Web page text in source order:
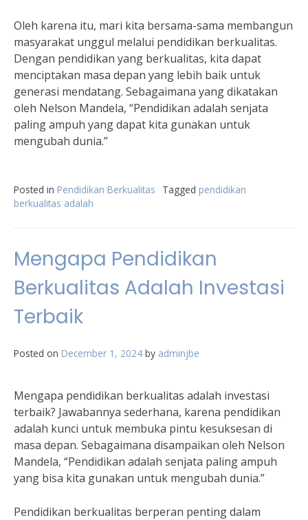
Oleh karena itu, mari kita bersama-sama membangun
masyarakat unggul melalui pendidikan berkualitas.
Dengan pendidikan yang berkualitas, kita dapat
menciptakan masa depan yang lebih baik untuk
generasi mendatang. Sebagaimana yang dikatakan
oleh Nelson Mandela, “Pendidikan adalah senjata
paling ampuh yang dapat kita gunakan untuk
mengubah dunia.”
Posted in Pendidikan Berkualitas Tagged pendidikan
berkualitas adalah
Mengapa Pendidikan
Berkualitas Adalah Investasi
Terbaik
Posted on December 1, 2024 by adminjbe
Mengapa pendidikan berkualitas adalah investasi
terbaik? Jawabannya sederhana, karena pendidikan
adalah kunci untuk membuka pintu kesuksesan di
masa depan. Sebagaimana disampaikan oleh Nelson
Mandela, “Pendidikan adalah senjata paling ampuh
yang bisa kita gunakan untuk mengubah dunia.”
Pendidikan berkualitas berperan penting dalam